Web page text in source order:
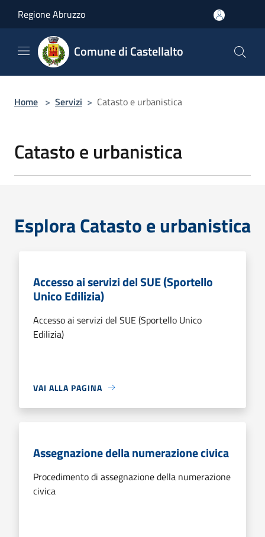
Regione Abruzzo
Comune di Castellalto
Home > Servizi > Catasto e urbanistica
Catasto e urbanistica
Esplora Catasto e urbanistica
Accesso ai servizi del SUE (Sportello
Unico Edilizia)
Accesso ai servizi del SUE (Sportello Unico
Edilizia)
VAI ALLA PAGINA
Assegnazione della numerazione civica
Procedimento di assegnazione della numerazione
civica